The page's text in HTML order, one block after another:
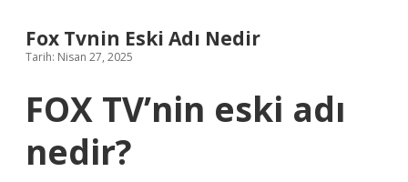
Fox Tvnin Eski Adı Nedir
Tarih: Nisan 27, 2025
FOX TV’nin eski adı
nedir?